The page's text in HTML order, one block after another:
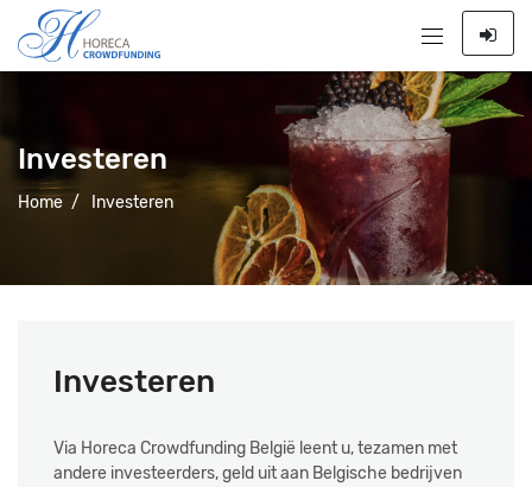
Investeren
Home / Investeren
Investeren
Via Horeca Crowdfunding België leent u, tezamen met
andere investeerders, geld uit aan Belgische bedrijven